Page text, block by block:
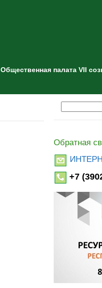
Общественная палата VII
Обратная
+7